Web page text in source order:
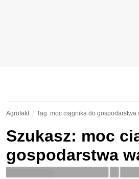
Agrofakt Tag: moc ciągnika do gospodarstwa
Szukasz: moc
gospodarstwa